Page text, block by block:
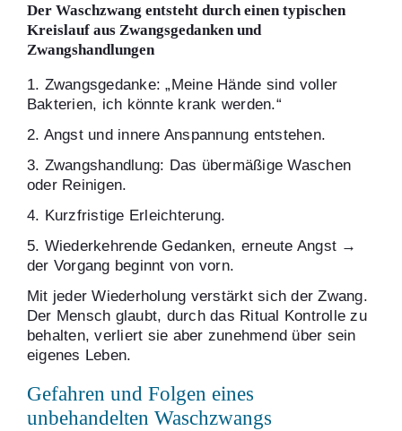
Der Waschzwang entsteht durch einen typischen
Kreislauf aus Zwangsgedanken und
Zwangshandlungen
1. Zwangsgedanke: „Meine Hände sind voller
Bakterien, ich könnte krank werden.“
2. Angst und innere Anspannung entstehen.
3. Zwangshandlung: Das übermäßige Waschen
oder Reinigen.
4. Kurzfristige Erleichterung.
5. Wiederkehrende Gedanken, erneute Angst →
der Vorgang beginnt von vorn.
Mit jeder Wiederholung verstärkt sich der Zwang.
Der Mensch glaubt, durch das Ritual Kontrolle zu
behalten, verliert sie aber zunehmend über sein
eigenes Leben.
Gefahren und Folgen eines
unbehandelten Waschzwangs